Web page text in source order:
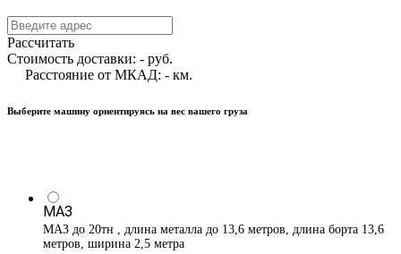
Рассчитать
Стоимость доставки: - руб.
Расстояние от МКАД: - км.
Выберите машину ориентируясь на вес вашего груза
МАЗ
МАЗ до 20тн , длина металла до 13,6 метров, длина борта 13,6
метров, ширина 2,5 метра